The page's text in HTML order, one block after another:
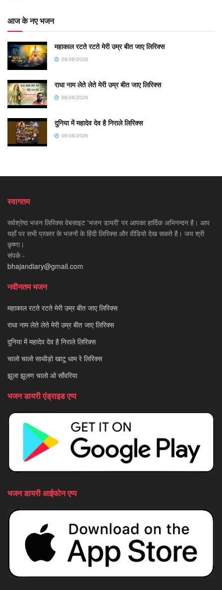
आज के नए भजन
महाकाल रटते रटते मेरी उम्र बीत जाए लिरिक्स
06/08/2026
राधा नाम लेते लेते मेरी उम्र बीत जाए लिरिक्स
06/08/2026
दुनिया में महादेव देव है निराले लिरिक्स
06/08/2026
स्वागतम
सर्वश्रेष्ठ भजन लिरिक्स वेबसाइट 'भजन डायरी' पर आपका हार्दिक अभिनन्दन है। आप
यहाँ पर सभी प्रकार के भजनों के हिंदी लिरिक्स और वीडियो देख सकते है। जय श्री
कृष्णा।
संपर्क -
bhajandiary@gmail.com
नवीनतम भजन
महाकाल रटते रटते मेरी उम्र बीत जाए लिरिक्स
राधा नाम लेते लेते मेरी उम्र बीत जाए लिरिक्स
दुनिया में महादेव देव है निराले लिरिक्स
चालो चालो साथीड़ो खाटू धाम रे लिरिक्स
झूला झूलण चालो ओ साँवरिया
भजन डायरी एंड्राइड एप्प
भजन डायरी आईफोन एप्प